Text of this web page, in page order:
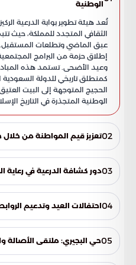
الوطنية
تُعد هيئة تطوير بوابة الدرعية
الثقافي المتجدد للمملكة، حيث
عبق الماضي وتطلعات المستقبل.
إطلاق حزمة من البرامج
وعيد الأضحى. تستمد هذه
كمنطلق تاريخي للدولة
الحجيج المتوجهة إلى البيت
الوطنية المتجذرة في التاريخ
02تعزيز قيم المواطنة من
برحلات الحج القديمة، بهدف غرس
وجدان الشباب. وقد تجسد ذلك في
الجديدة بجذورهم التاريخية
تحاكي ما كان يقوم به الأجداد في
03دور كشافة الدرعية في رعاية
خدمة ضيوف الرحمن داخل
جهودهم على مجموعة من المحاور
04احتفالات العيد وتدعيم
امتزجت مظاهر الفرح بالتقاليد
الفعاليات في خلق بيئة اجتماعية
05حي البجيري: ملتقى الأصالة